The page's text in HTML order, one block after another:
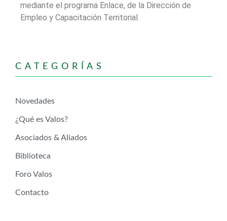
mediante el programa Enlace, de la Dirección de
Empleo y Capacitación Territorial.
CATEGORÍAS
Novedades
¿Qué es Valos?
Asociados & Aliados
Biblioteca
Foro Valos
Contacto